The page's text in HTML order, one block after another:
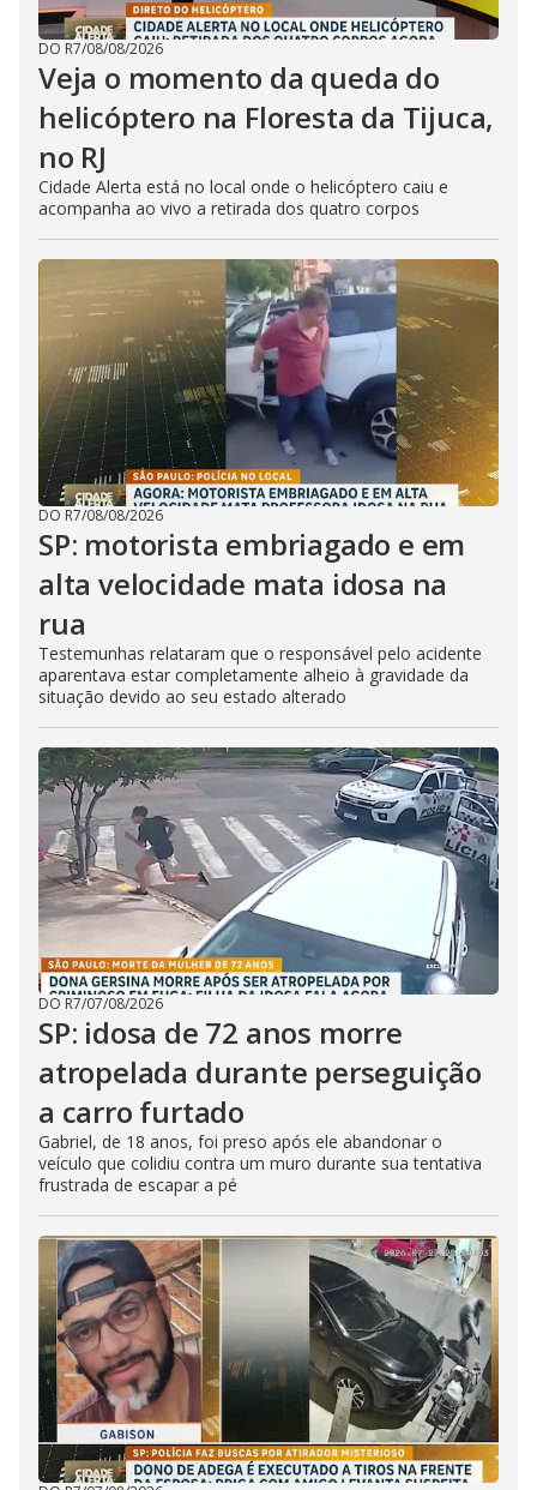
DO R7/08/08/2026
Veja o momento da queda do
helicóptero na Floresta da Tijuca,
no RJ
Cidade Alerta está no local onde o helicóptero caiu e
acompanha ao vivo a retirada dos quatro corpos
DO R7/08/08/2026
SP: motorista embriagado e em
alta velocidade mata idosa na
rua
Testemunhas relataram que o responsável pelo acidente
aparentava estar completamente alheio à gravidade da
situação devido ao seu estado alterado
DO R7/07/08/2026
SP: idosa de 72 anos morre
atropelada durante perseguição
a carro furtado
Gabriel, de 18 anos, foi preso após ele abandonar o
veículo que colidiu contra um muro durante sua tentativa
frustrada de escapar a pé